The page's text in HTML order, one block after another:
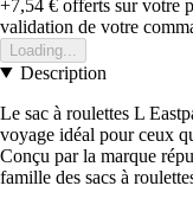
+7,54 € offerts sur votre
validation de votre
Loading...
Description
Le sac à roulettes L
voyage idéal pour ceux
Conçu par la marque
famille des sacs à